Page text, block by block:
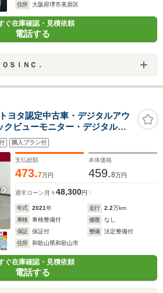
住所
大阪府堺市美原区
ぐ在庫確認・見積依頼
電話する
ＳＩＮＣ．
タ認定中古車・デジタルアウ
クビューモニター・デジタルイ
ンク・AC100V・1500W・赤革
購入プラン付
支払総額
473.7万円
本体価格
459.8万円
通常ローン 月々48,300円
年式 2021年 走行 2.2万km
車検
車検整備付 修復
なし
保証
保証付 整備
法定整備付
住所
和歌山県和歌山市
ぐ在庫確認・見積依頼
電話する